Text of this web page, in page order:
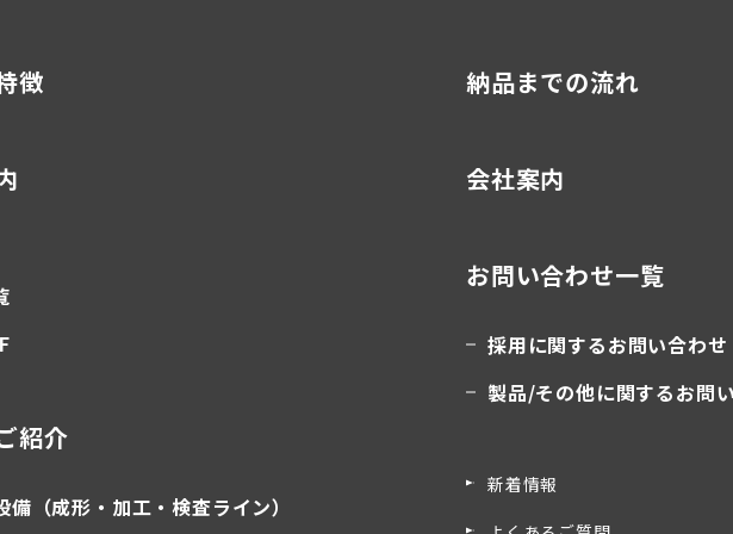
徴
紹介
（成形・加工・検査ライン）
納品までの流れ
会社案内
お問い合わせ一覧
採用に関するお問い合わせ
製品/その他に関するお問
新着情報